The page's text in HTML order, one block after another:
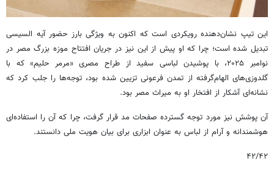
این تیپ نشان‌دهنده رویکردی است که اکنون به ویژگی بارز حضور آیه السیسی
تبدیل شده است؛ چرا که او پیش از این نیز در جریان افتتاح موزه بزرگ مصر در
نوامبر ۲۰۲۵، با پوشیدن لباسی سفید از طراح مصری «مرمر حلیم» که با
گلدوزی‌های الهام‌گرفته از تمدن فرعونی تزیین شده بود، توجه‌ها را جلب کرد که
نشانه‌ای آشکار از افتخار او به میراث مصر بود.
آن پوشش نیز مورد توجه گسترده صفحات مد قرار گرفت، چرا که آن را استفاده‌ای
هوشمندانه و آرام از لباس به عنوان ابزاری برای بیان هویت ملی دانستند.
۴۲/۴۲